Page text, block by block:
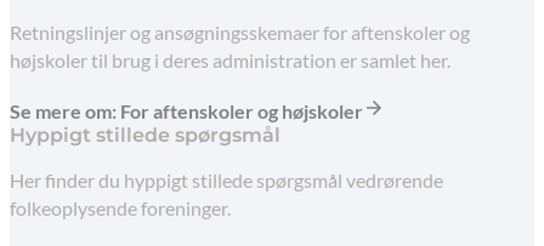
Retningslinjer og ansøgningsskemaer for aftenskoler og
højskoler til brug i deres administration er samlet her.
Se mere om: For aftenskoler og højskoler
Hyppigt stillede spørgsmål
Her finder du hyppigt stillede spørgsmål vedrørende
folkeoplysende foreninger.